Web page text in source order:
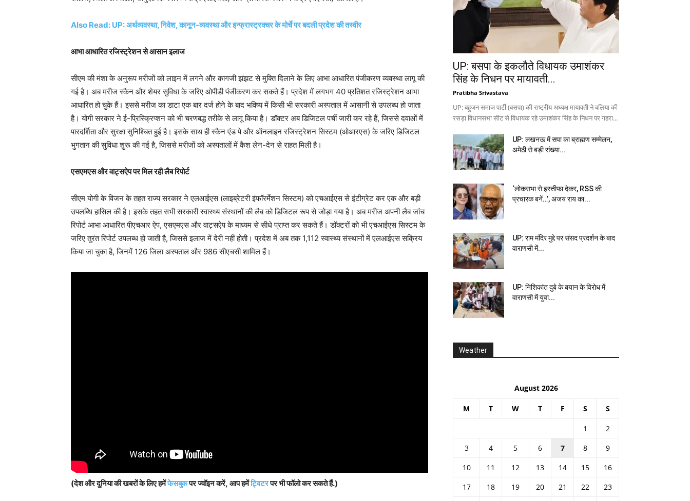
Also Read: UP: अर्थव्यवस्था, निवेश, कानून-व्यवस्था और इन्फ्रास्ट्रक्चर के मोर्चे पर बदली प्रदेश की तस्वीर
आभा आधारित रजिस्ट्रेशन से आसान इलाज
सीएम की मंशा के अनुरूप मरीजों को लाइन में लगने और कागजी झंझट से मुक्ति दिलाने के लिए आभा आधारित पंजीकरण व्यवस्था लागू की
गई है। अब मरीज स्कैन और शेयर सुविधा के जरिए ओपीडी पंजीकरण कर सकते हैं। प्रदेश में लगभग 40 प्रतिशत रजिस्ट्रेशन आभा
आधारित हो चुके हैं। इससे मरीज का डाटा एक बार दर्ज होने के बाद भविष्य में किसी भी सरकारी अस्पताल में आसानी से उपलब्ध हो जाता
है। योगी सरकार ने ई-प्रिस्क्रिप्शन को भी चरणबद्ध तरीके से लागू किया है। डॉक्टर अब डिजिटल पर्ची जारी कर रहे हैं, जिससे दवाओं में
पारदर्शिता और सुरक्षा सुनिश्चित हुई है। इसके साथ ही स्कैन एंड पे और ऑनलाइन रजिस्ट्रेशन सिस्टम (ओआरएस) के जरिए डिजिटल
भुगतान की सुविधा शुरू की गई है, जिससे मरीजों को अस्पतालों में कैश लेन-देन से राहत मिली है।
एसएमएस और वाट्सऐप पर मिल रही लैब रिपोर्ट
सीएम योगी के विजन के तहत राज्य सरकार ने एलआईएस (लाइब्रेटरी इंफॉरर्मेशन सिस्टम) को एचआईएस से इंटीग्रेट कर एक और बड़ी
उपलब्धि हासिल की है। इसके तहत सभी सरकारी स्वास्थ्य संस्थानों की लैब को डिजिटल रूप से जोड़ा गया है। अब मरीज अपनी लैब जांच
रिपोर्ट आभा आधारित पीएचआर ऐप, एसएमएस और वाट्सऐप के माध्यम से सीधे प्राप्त कर सकते हैं। डॉक्टरों को भी एचआईएस सिस्टम के
जरिए तुरंत रिपोर्ट उपलब्ध हो जाती है, जिससे इलाज में देरी नहीं होती। प्रदेश में अब तक 1,112 स्वास्थ्य संस्थानों में एलआईएस सक्रिय
किया जा चुका है, जिनमें 126 जिला अस्पताल और 986 सीएचसी शामिल हैं।
(देश और दुनिया की खबरों के लिए हमेंफेसबुकपर ज्वॉइन करें, आप हमेंट्विटरपर भी फॉलो कर सकते हैं.)
UP: बसपा के इकलौते विधायक उमाशंकर
सिंह के निधन पर मायावती...
Pratibha Srivastava
UP: बहुजन समाज पार्टी (बसपा) की राष्ट्रीय अध्यक्ष मायावती ने बलिया की
रसड़ा विधानसभा सीट से विधायक रहे उमाशंकर सिंह के निधन पर गहरा...
UP: लखनऊ में सपा का ब्राह्मण सम्मेलन,
अमेठी से बड़ी संख्या...
‘लोकसभा से इस्तीफा देकर, RSS की
प्रचारक बनें…’, अजय राय का...
UP: राम मंदिर मुद्दे पर संसद प्रदर्शन के बाद
वाराणसी में...
UP: निशिकांत दुबे के बयान के विरोध में
वाराणसी में युवा...
Weather
August 2026
M T W T F S S
1
2
3
4 5 6 7 8
9
10
11 12 13 14 15
16
17
18 19 20 21 22
23